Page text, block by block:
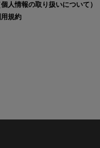
個人情報の取り扱いについて）
規約